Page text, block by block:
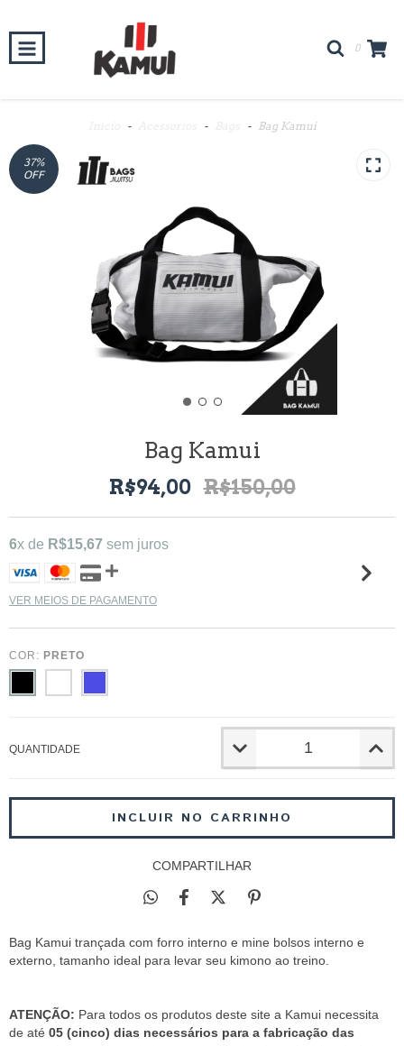
0
- - - Bag Kamui
37%
OFF
Bag Kamui
R$94,00 R$150,00
6x de R$15,67 sem juros
VER MEIOS DE PAGAMENTO
COR: PRETO
QUANTIDADE
COMPARTILHAR
Bag Kamui trançada com forro interno e mine bolsos interno e
externo, tamanho ideal para levar seu kimono ao treino.
ATENÇÃO: Para todos os produtos deste site a Kamui necessita
de até 05 (cinco) dias necessários para a fabricação das